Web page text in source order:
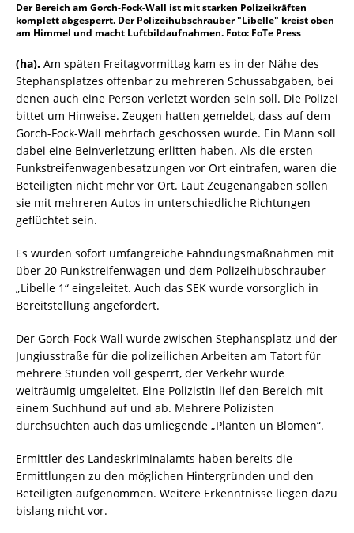
Der Bereich am Gorch-Fock-Wall ist mit starken Polizeikräften
komplett abgesperrt. Der Polizeihubschrauber "Libelle" kreist oben
am Himmel und macht Luftbildaufnahmen. Foto: FoTe Press
(ha). Am späten Freitagvormittag kam es in der Nähe des
Stephansplatzes offenbar zu mehreren Schussabgaben, bei
denen auch eine Person verletzt worden sein soll. Die Polizei
bittet um Hinweise. Zeugen hatten gemeldet, dass auf dem
Gorch-Fock-Wall mehrfach geschossen wurde. Ein Mann soll
dabei eine Beinverletzung erlitten haben. Als die ersten
Funkstreifenwagenbesatzungen vor Ort eintrafen, waren die
Beteiligten nicht mehr vor Ort. Laut Zeugenangaben sollen
sie mit mehreren Autos in unterschiedliche Richtungen
geflüchtet sein.
Es wurden sofort umfangreiche Fahndungsmaßnahmen mit
über 20 Funkstreifenwagen und dem Polizeihubschrauber
„Libelle 1“ eingeleitet. Auch das SEK wurde vorsorglich in
Bereitstellung angefordert.
Der Gorch-Fock-Wall wurde zwischen Stephansplatz und der
Jungiusstraße für die polizeilichen Arbeiten am Tatort für
mehrere Stunden voll gesperrt, der Verkehr wurde
weiträumig umgeleitet. Eine Polizistin lief den Bereich mit
einem Suchhund auf und ab. Mehrere Polizisten
durchsuchten auch das umliegende „Planten un Blomen“.
Ermittler des Landeskriminalamts haben bereits die
Ermittlungen zu den möglichen Hintergründen und den
Beteiligten aufgenommen. Weitere Erkenntnisse liegen dazu
bislang nicht vor.